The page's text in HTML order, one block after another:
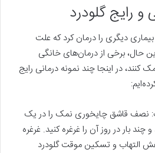
رایج گلودرد
دیگری را درمان کرد که علت
حال، برخی از درمان‌های خانگی
کنند، در اینجا چند نمونه درمانی رایج
نصف قاشق چایخوری نمک را در یک
بار در روز آن را غرغره کنید. غرغره
التهاب و تسکین موقت گلودرد